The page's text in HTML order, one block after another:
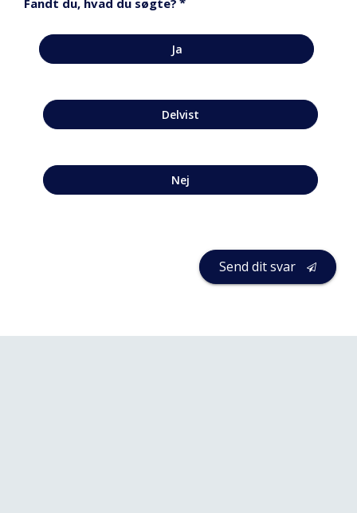
Fandt du, hvad du søgte?
Ja
Delvist
Nej
Send dit svar